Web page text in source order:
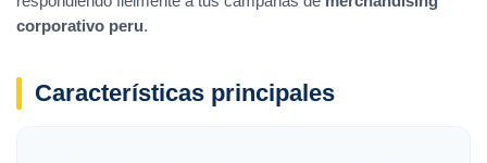
corporativo peru.
Características principales